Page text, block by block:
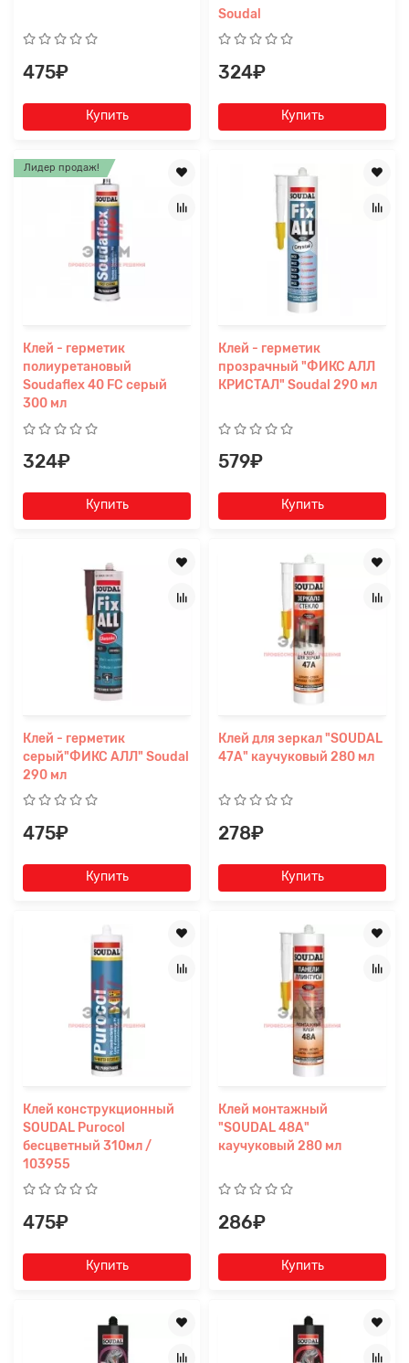
475₽
Купить
Soudal
324₽
Купить
Лидер продаж!
Клей - герметик
полиуретановый
Soudaflex 40 FC серый
300 мл
324₽
Купить
Клей - герметик
прозрачный "ФИКС АЛЛ
КРИСТАЛ" Soudal 290 мл
579₽
Купить
Клей - герметик
серый"ФИКС АЛЛ" Soudal
290 мл
475₽
Купить
Клей для зеркал "SOUDAL
47А" каучуковый 280 мл
278₽
Купить
Клей конструкционный
SOUDAL Purocol
бесцветный 310мл /
103955
475₽
Купить
Клей монтажный
"SOUDAL 48А"
каучуковый 280 мл
286₽
Купить